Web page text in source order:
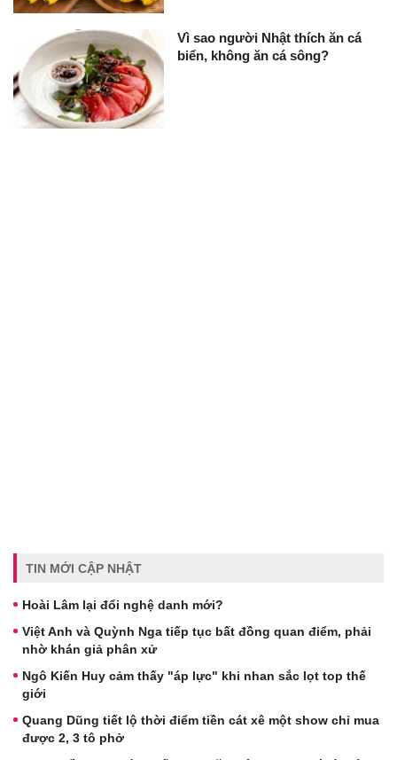
Vì sao người Nhật thích ăn cá
biển, không ăn cá sông?
TIN MỚI CẬP NHẬT
Hoài Lâm lại đổi nghệ danh mới?
Việt Anh và Quỳnh Nga tiếp tục bất đồng quan điểm, phải
nhờ khán giả phân xử
Ngô Kiến Huy cảm thấy "áp lực" khi nhan sắc lọt top thế
giới
Quang Dũng tiết lộ thời điểm tiền cát xê một show chỉ mua
được 2, 3 tô phở